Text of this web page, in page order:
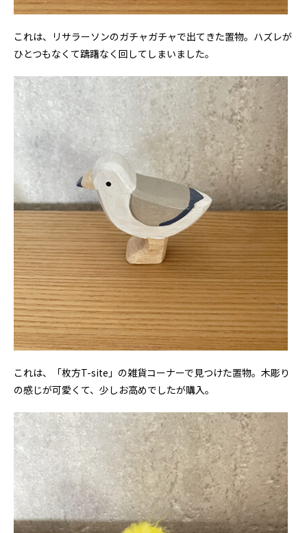
これは、リサラーソンのガチャガチャで出てきた置物。ハズレが
ひとつもなくて躊躇なく回してしまいました。
これは、「枚方T-site」の雑貨コーナーで見つけた置物。木彫り
の感じが可愛くて、少しお高めでしたが購入。